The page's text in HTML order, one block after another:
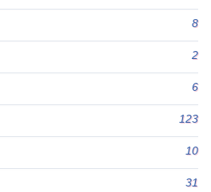
8
2
6
123
10
31